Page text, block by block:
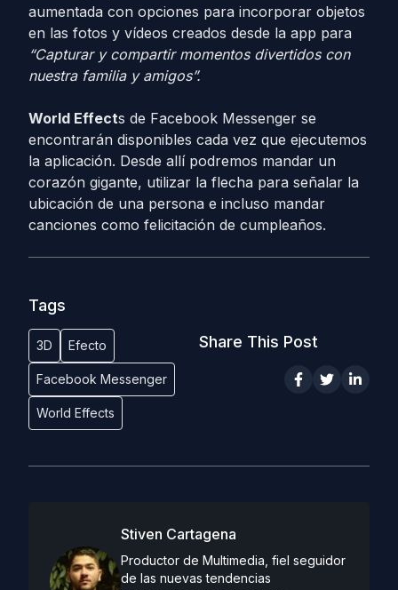
aumentada con opciones para incorporar objetos
en las fotos y vídeos creados desde la app para
“Capturar y compartir momentos divertidos con
nuestra familia y amigos”.
World Effects de Facebook Messenger se
encontrarán disponibles cada vez que ejecutemos
la aplicación. Desde allí podremos mandar un
corazón gigante, utilizar la flecha para señalar la
ubicación de una persona e incluso mandar
canciones como felicitación de cumpleaños.
Tags
3D Efecto
Facebook Messenger
World Effects
Share This Post
Stiven Cartagena
Productor de Multimedia, fiel seguidor
de las nuevas tendencias